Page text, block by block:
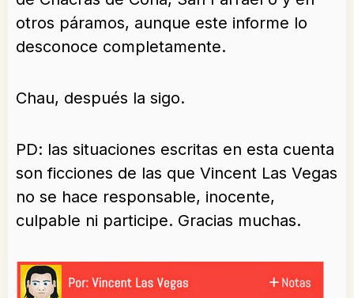
otros páramos, aunque este informe lo
desconoce completamente.
Chau, después la sigo.
PD: las situaciones escritas en esta cuenta
son ficciones de las que Vincent Las Vegas
no se hace responsable, inocente,
culpable ni participe. Gracias muchas.